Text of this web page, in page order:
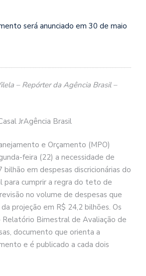
será anunciado em 30 de maio
– Repórter da Agência Brasil –
JrAgência Brasil
e Orçamento (MPO)
feira (22) a necessidade de
em despesas discricionárias do
para cumprir a regra do teto de
no volume de despesas que
projeção em R$ 24,2 bilhões. Os
Relatório Bimestral de Avaliação de
documento que orienta a
e é publicado a cada dois